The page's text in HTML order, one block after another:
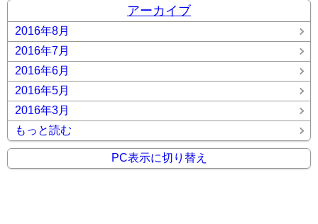
アーカイブ
2016年8月
2016年7月
2016年6月
2016年5月
2016年3月
もっと読む
PC表示に切り替え